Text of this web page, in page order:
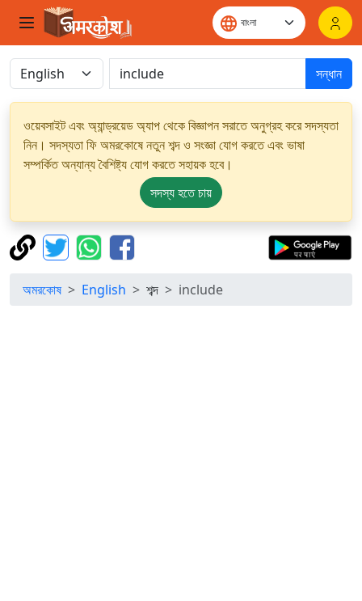
সন্ধান
ওয়েবসাইট এবং অ্যান্ড্রয়েড অ্যাপ থেকে বিজ্ঞাপন সরাতে অনুগ্রহ করে সদস্যতা
নিন। সদস্যতা ফি অমরকোষে নতুন শব্দ ও সংজ্ঞা যোগ করতে এবং ভাষা
সম্পর্কিত অন্যান্য বৈশিষ্ট্য যোগ করতে সহায়ক হবে।
সদস্য হতে চায়
অমরকোষ English শব্দ include